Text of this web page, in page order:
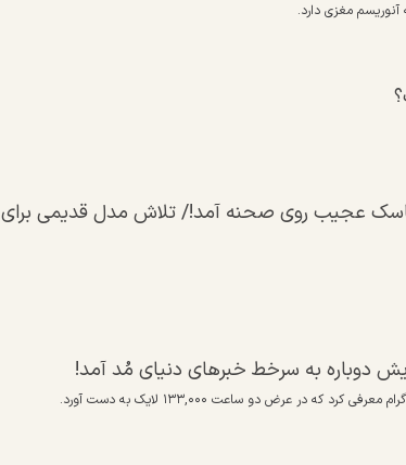
در جشن موزه آکادمی ۲۰۲۵ با یک ماسک عجیب روی صحنه آمد!/ تلاش مدل قدیمی برای
دوباره به سرخط خبرهای دنیای مُد آمد!